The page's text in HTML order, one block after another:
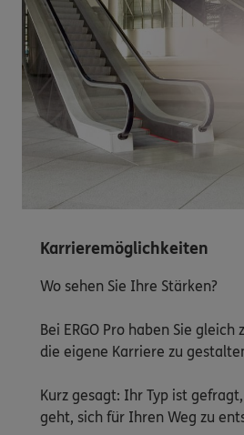
Karrieremöglichkeiten
Wo sehen Sie Ihre Stärken?
Bei ERGO Pro haben Sie
die eigene Karriere zu
Kurz gesagt: Ihr Typ ist
geht, sich für Ihren Weg zu